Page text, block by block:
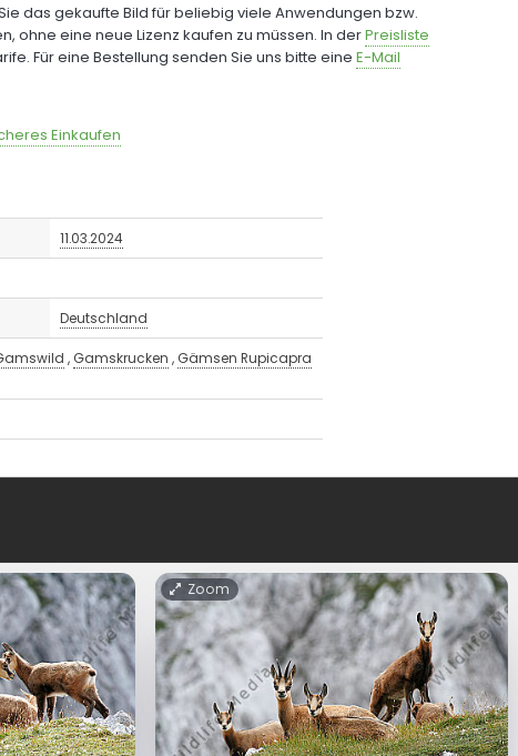
das gekaufte Bild für beliebig viele Anwendungen bzw.
ohne eine neue Lizenz kaufen zu müssen. In derPreisliste
Für eine Bestellung senden Sie uns bitte eine E-Mail
Einkaufen
11.03.2024
Deutschland
, Gamskrucken , Gämsen Rupicapra
Zoom